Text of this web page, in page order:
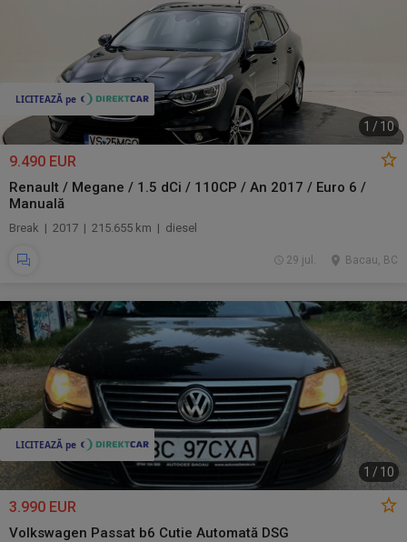
1 / 10
9.490 EUR
Renault / Megane / 1.5 dCi / 110CP / An 2017 / Euro 6 /
Manuală
Break | 2017 | 215.655 km | diesel
Bacau, BC
29 jul.
1 / 10
3.990 EUR
Volkswagen Passat b6 Cutie Automată DSG